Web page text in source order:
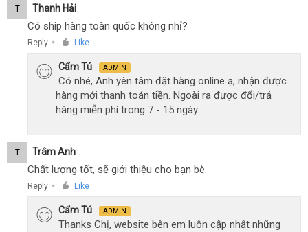
T Thanh Hải
Có ship hàng toàn quốc không nhỉ?
Reply ● Like
Cẩm Tú ADMIN
Có nhé, Anh yên tâm đặt hàng online ạ, nhận được
hàng mới thanh toán tiền. Ngoài ra được đổi/trả
hàng miễn phí trong 7 - 15 ngày
T Trâm Anh
Chất lượng tốt, sẽ giới thiệu cho bạn bè.
Reply ● Like
Cẩm Tú ADMIN
Thanks Chị, website bên em luôn cập nhật những